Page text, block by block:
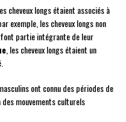
cheveux longs étaient associés à
exemple, les cheveux longs non
partie intégrante de leur
, les cheveux longs étaient un
ont connu des périodes de
mouvements culturels